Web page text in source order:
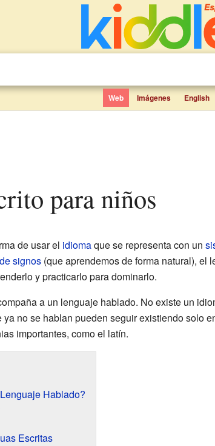
Web Imágenes English
para niños
de usar el idiomaque se representa con un
signos(que aprendemos de forma natural), el
y practicarlo para dominarlo.
a un lenguaje hablado. No existe un
no se hablan pueden seguir existiendo solo
importantes, como el latín.
Hablado?
Escritas